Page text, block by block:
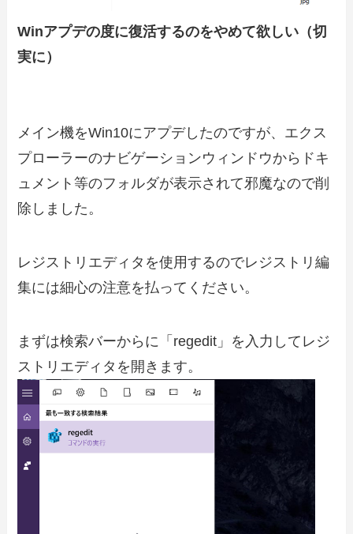
Winアプデの度に復活するのをやめて欲しい（切
実に）
メイン機をWin10にアプデしたのですが、エクス
プローラーのナビゲーションウィンドウからドキ
ュメント等のフォルダが表示されて邪魔なので削
除しました。
レジストリエディタを使用するのでレジストリ編
集には細心の注意を払ってください。
まずは検索バーからに「regedit」を入力してレジ
ストリエディタを開きます。